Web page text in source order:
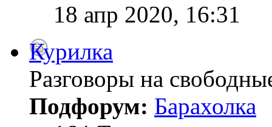
18 апр 2020, 16:31
Курилка
Разговоры на
Подфорум: Барахолка